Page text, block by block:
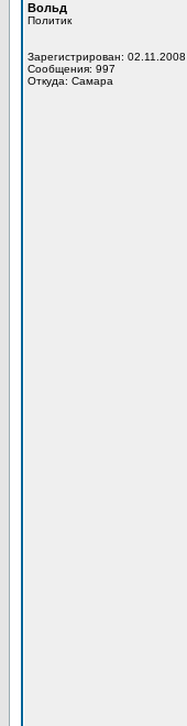
Вольд
Политик
Зарегистрирован: 02.11.2008
Сообщения: 997
Откуда: Самара